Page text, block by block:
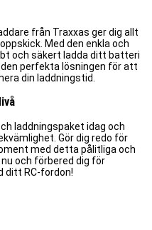
från Traxxas ger dig allt
Med den enkla och
och säkert ladda ditt batteri
perfekta lösningen för att
din laddningstid.
laddningspaket idag och
Gör dig redo för
med detta pålitliga och
och förbered dig för
ditt RC-fordon!